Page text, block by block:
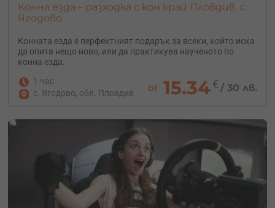
Конна езда – разходка с кон край Пловдив, с.
Ягодово
Конната езда е перфектният подарък за всеки, който иска
да опита нещо ново, или да практикува наученото по
конна езда.
1 час
с. Ягодово, обл. Пловдив
от 15.34€ /30 лв.